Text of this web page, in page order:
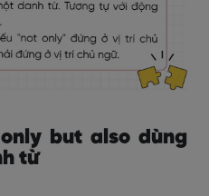
but also dùng
từ